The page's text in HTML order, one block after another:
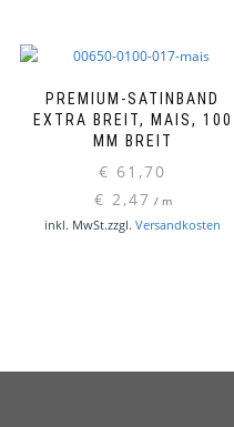
PREMIUM-SATINBAND
EXTRA BREIT, MAIS, 100
MM BREIT
€ 61,70
€ 2,47 / m
inkl. MwSt.zzgl. Versandkosten